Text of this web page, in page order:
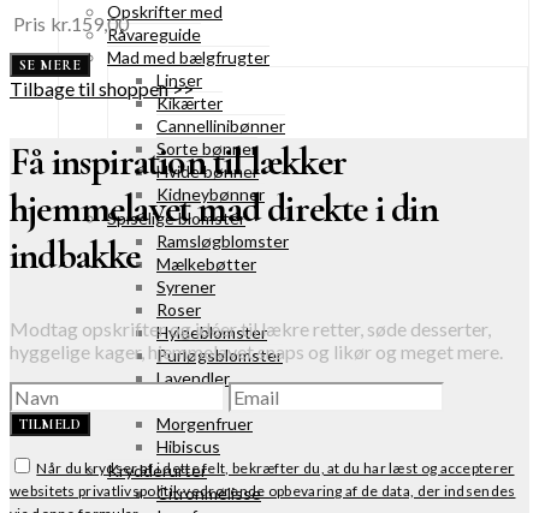
Opskrifter med
Råvareguide
Mad med bælgfrugter
Linser
Kikærter
Cannellinibønner
Sorte bønner
Hvide bønner
Kidneybønner
Spiselige blomster
Ramsløgblomster
Mælkebøtter
Syrener
Roser
Hyldeblomster
Purløgsblomster
Lavendler
Morgenfruer
Hibiscus
Krydderurter
Citronmelisse
Pris kr.159,00
SE MERE
Tilbage til shoppen >>
Få inspiration til lækker
hjemmelavet mad direkte i din
indbakke
Modtag opskrifter og idéer til lækre retter, søde desserter,
hyggelige kager, hjemmelavet snaps og likør og meget mere.
TILMELD
Når du krydser af i dette felt, bekræfter du, at du har læst og accepterer
websitets privatlivspolitik vedrørende opbevaring af de data, der indsendes